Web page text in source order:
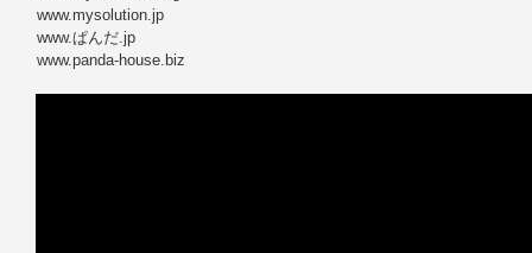
www.mysolution.jp
www.ぱんだ.jp
www.panda-house.biz